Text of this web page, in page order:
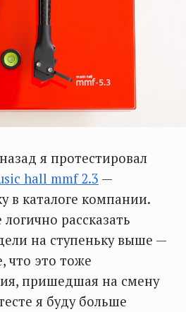
я протестировал
hall mmf 2.3 —
в каталоге компании.
рассказать
на ступеньку выше —
что это тоже
пришедшая на смену
я буду больше